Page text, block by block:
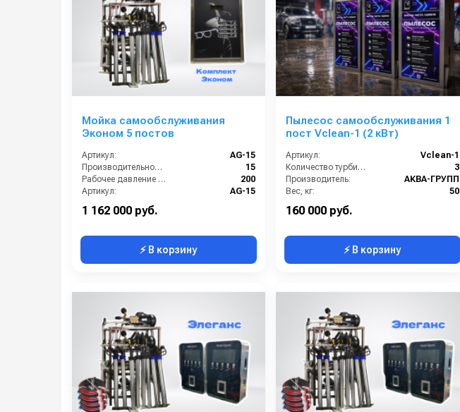
Мойка самообслуживания
Эконом 5 постов
Артикул:
AG-15
Производительность (л/мин):
15
Рабочее давление (бар):
200
Артикул:
AG-15
1 162 000 руб.
⚡ В корзину
Пылесос самообслуживания 1
пост Vclean-1 (2 кВт)
Артикул:
Vclean-1
Количество турбин (шт):
3
Производитель:
АКВА-ГРУПП
Вес, кг:
50
160 000 руб.
⚡ В корзину